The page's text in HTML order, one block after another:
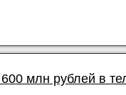
млн рублей в